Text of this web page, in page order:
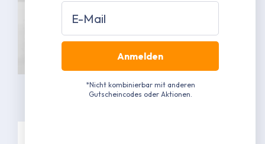
Email
Anmelden
*Nicht kombinierbar mit anderen
Gutscheincodes oder Aktionen.